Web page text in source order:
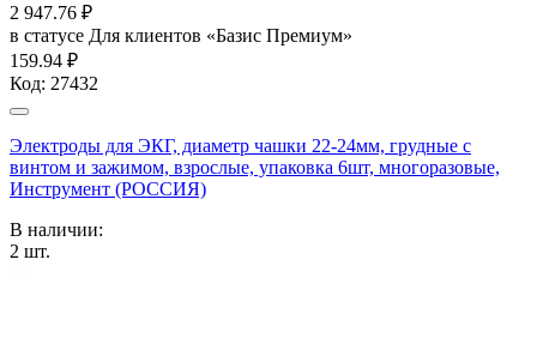
2 947.76 ₽
в статусе Для клиентов «Базис Премиум»
159.94 ₽
Код: 27432
Электроды для ЭКГ, диаметр чашки 22-24мм, грудные с
винтом и зажимом, взрослые, упаковка 6шт, многоразовые,
Инструмент (РОССИЯ)
В наличии:
2 шт.